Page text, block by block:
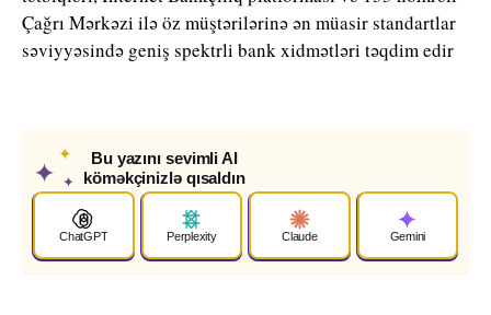
Çağrı Mərkəzi ilə öz müştərilərinə ən müasir standartlar
səviyyəsində geniş spektrli bank xidmətləri təqdim edir
✦
✦
✦
Bu yazını sevimli AI
köməkçinizlə qısaldın
ChatGPT Perplexity Claude Gemini